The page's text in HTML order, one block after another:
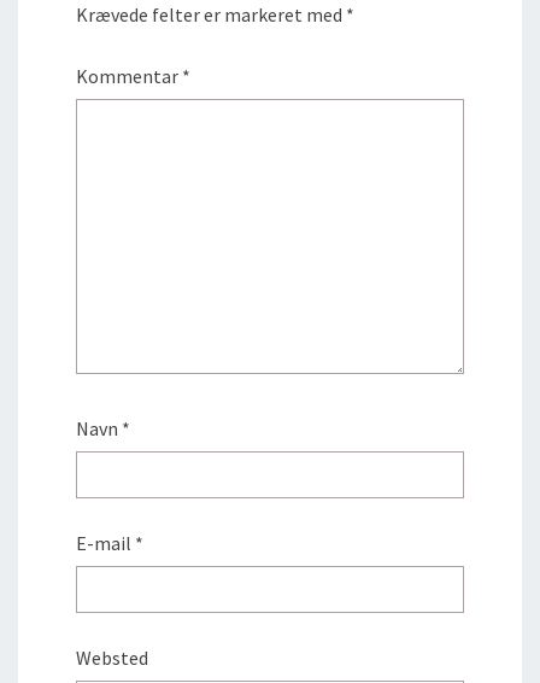
Krævede felter er markeret med *
Kommentar *
Navn *
E-mail *
Websted